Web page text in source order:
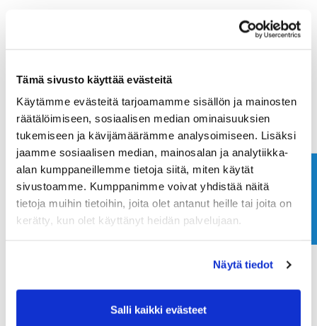
Tämä sivusto käyttää evästeitä
Käytämme evästeitä tarjoamamme sisällön ja mainosten
räätälöimiseen, sosiaalisen median ominaisuuksien
tukemiseen ja kävijämäärämme analysoimiseen. Lisäksi
jaamme sosiaalisen median, mainosalan ja analytiikka-
alan kumppaneillemme tietoja siitä, miten käytät
sivustoamme. Kumppanimme voivat yhdistää näitä
tietoja muihin tietoihin, joita olet antanut heille tai joita on
kerätty, kun olet käyttänyt heidän palvelujaan.
Näytä tiedot
Salli kaikki evästeet